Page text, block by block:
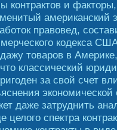
контрактов и
американский
правовед,
кодекса
товаров в
классический
за свой счет
даже затруднить
целого спектра